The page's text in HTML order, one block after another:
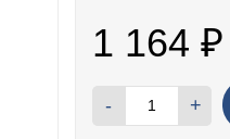
1 164₽
- +